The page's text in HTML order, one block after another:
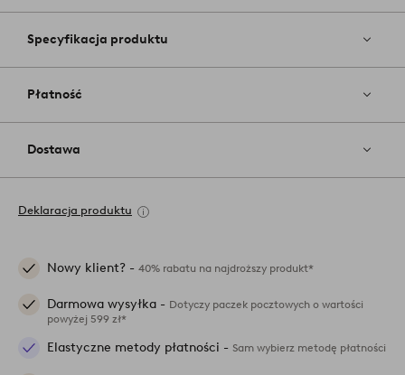
Specyfikacja produktu
Płatność
Dostawa
Deklaracja produktu
Nowy klient? - 40% rabatu na najdroższy produkt*
Darmowa wysyłka - Dotyczy paczek pocztowych o wartości
powyżej 599 zł*
Elastyczne metody płatności - Sam wybierz metodę płatności